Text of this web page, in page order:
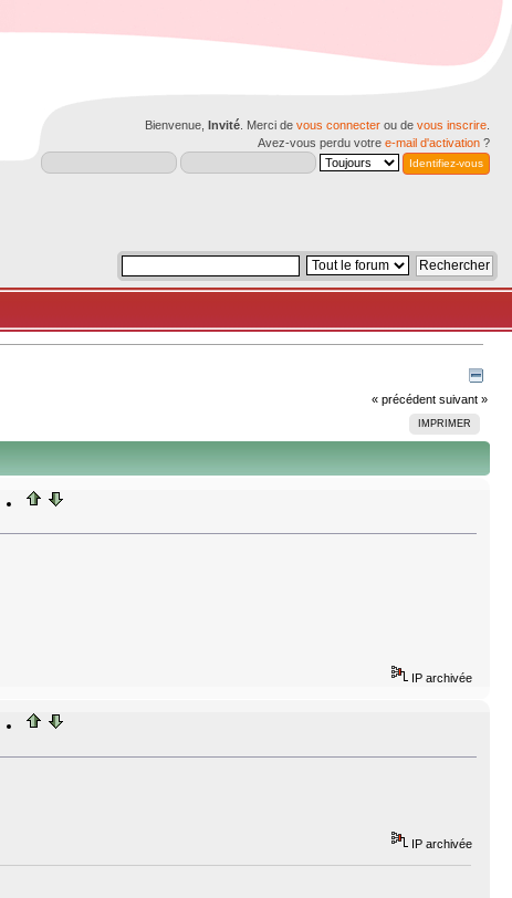
Bienvenue, Invité . Merci de vous connecter ou de vous inscrire
Avez-vous perdu votre e-mail d'activation ?
« précédent suivant »
IMPRIMER
IP archivée
IP archivée